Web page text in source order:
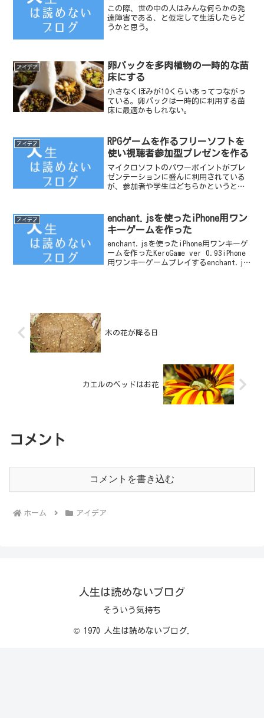
この際、世の中の人はみんな何らかの発
達障害である、と仮定して生活したらど
うかと思う。
アイデア
卵パックを多肉植物の一時的な苗
床にする
小さなくぼみが10くらいあってつながっ
ている。卵パックは一時的に利用する苗
床に最適かもしれない。
アイデア
RPGゲームを作るフリーソフトを
使い視聴者参加型プレゼンを作る
マイクロソフトのパワーポイントがプレ
ゼンテーションに盛んに利用されている
が、参加者や学生はどちらかというと見
生徒に何かを伝える手段として、RPGゲー
ム形式のプレゼンはど...
アイデア
enchant.jsを使ったiPhone用ワン
キーゲームを作った
enchant.jsを使ったiPhone用ワンキーゲ
ームを作ったKeroGame ver 0.93iPhone
用ワンキーゲームプレイするenchant.js
木の花が降る日
カエルのベッドはお花
コメント
コメントを書き込む
ホーム アイデア
人生は読めないブログ
そういう気持ち
© 1970 人生は読めないブログ.